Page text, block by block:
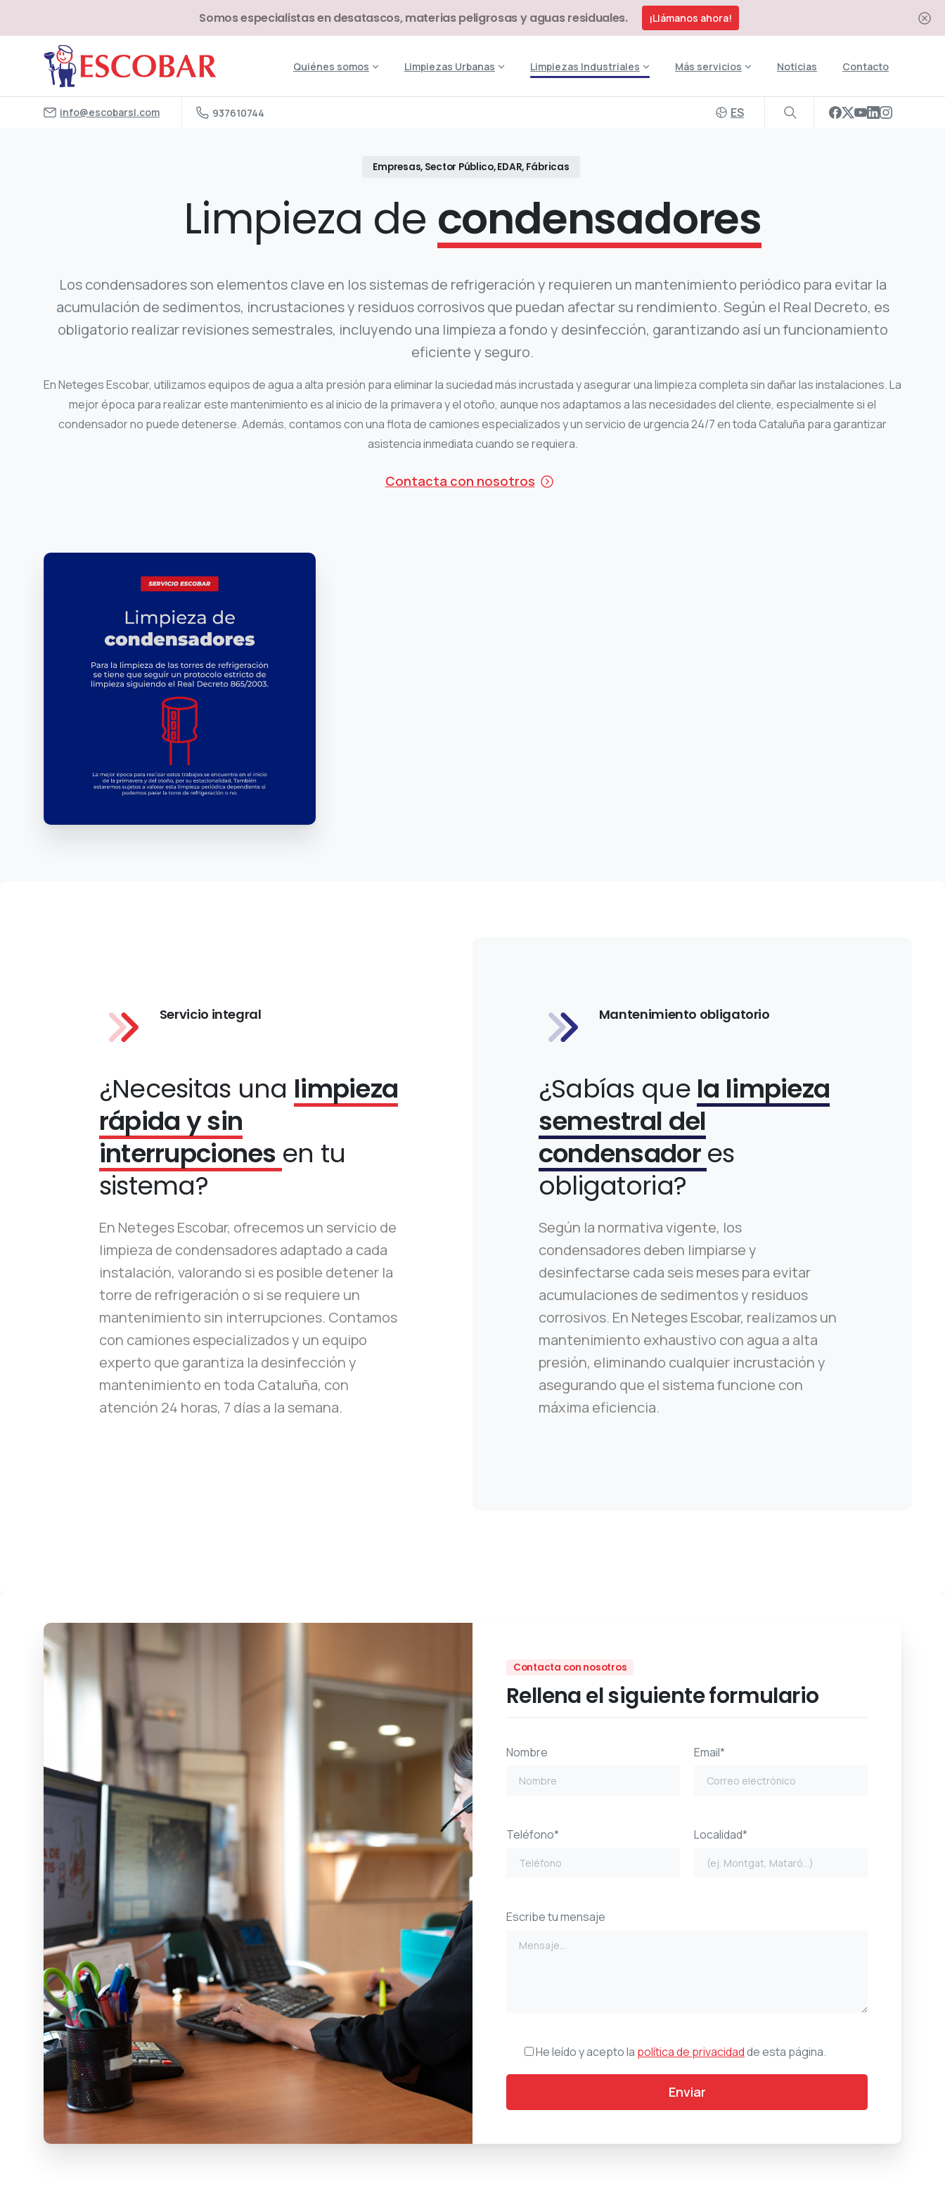
Somos especialistas en desatascos, materias peligrosas y aguas residuales. ¡Llámanos ahora!
Quiénes somos Limpiezas Urbanas Limpiezas Industriales Más servicios Noticias Contacto
info@escobarsl.com 937610744 ES
Empresas, Sector Público, EDAR, Fábricas
Limpieza de condensadores
Los condensadores son elementos clave en los sistemas de refrigeración y requieren un mantenimiento periódico para evitar la
acumulación de sedimentos, incrustaciones y residuos corrosivos que puedan afectar su rendimiento. Según el Real Decreto, es
obligatorio realizar revisiones semestrales, incluyendo una limpieza a fondo y desinfección, garantizando así un funcionamiento
eficiente y seguro.
En Neteges Escobar, utilizamos equipos de agua a alta presión para eliminar la suciedad más incrustada y asegurar una limpieza completa sin dañar las instalaciones. La
mejor época para realizar este mantenimiento es al inicio de la primavera y el otoño, aunque nos adaptamos a las necesidades del cliente, especialmente si el
condensador no puede detenerse. Además, contamos con una flota de camiones especializados y un servicio de urgencia 24/7 en toda Cataluña para garantizar
asistencia inmediata cuando se requiera.
Contacta con nosotros
Servicio integral
¿Necesitas una limpieza
rápida y sin
interrupciones en tu
sistema?
En Neteges Escobar, ofrecemos un servicio de
limpieza de condensadores adaptado a cada
instalación, valorando si es posible detener la
torre de refrigeración o si se requiere un
mantenimiento sin interrupciones. Contamos
con camiones especializados y un equipo
experto que garantiza la desinfección y
mantenimiento en toda Cataluña, con
atención 24 horas, 7 días a la semana.
Mantenimiento obligatorio
¿Sabías que la limpieza
semestral del
condensadores
obligatoria?
Según la normativa vigente, los
condensadores deben limpiarse y
desinfectarse cada seis meses para evitar
acumulaciones de sedimentos y residuos
corrosivos. En Neteges Escobar, realizamos un
mantenimiento exhaustivo con agua a alta
presión, eliminando cualquier incrustación y
asegurando que el sistema funcione con
máxima eficiencia.
Contacta con nosotros
Rellena el siguiente formulario
Nombre Email*
Teléfono* Localidad*
Escribe tu mensaje
He leído y acepto la política de privacidadde esta página.